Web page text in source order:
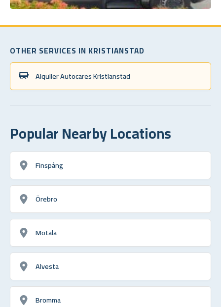
OTHER SERVICES IN KRISTIANSTAD
Alquiler Autocares Kristianstad
Popular Nearby Locations
Finspång
Örebro
Motala
Alvesta
Bromma